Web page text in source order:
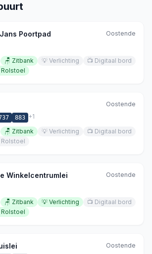
Poortpad Oostende
🪑 Zitbank 💡 Verlichting 📺 Digitaal bord
Rolstoel
Oostende
883 +1
🪑 Zitbank 💡 Verlichting 📺 Digitaal bord
Rolstoel
Winkelcentrumlei Oostende
🪑 Zitbank 💡 Verlichting 📺 Digitaal bord
Rolstoel
Oostende